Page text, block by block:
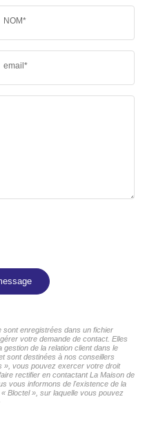
NOM*
email*
sont enregistrées dans un fichier
votre demande de contact. Elles
de la relation client dans le
sont destinées à nos conseillers
», vous pouvez exercer votre droit
rectifier en contactant La Maison de
vous informons de l'existence de la
Bloctel », sur laquelle vous pouvez